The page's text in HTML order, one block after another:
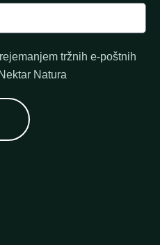
tržnih e-poštnih
Natura